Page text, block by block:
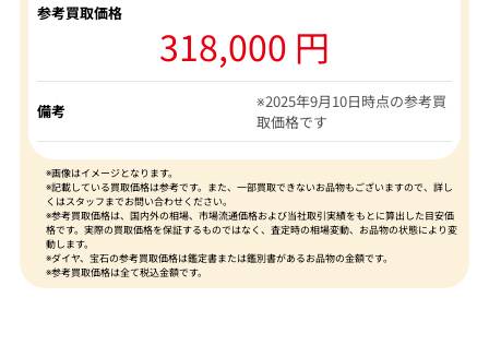
参考買取価格
318,000 円
備考
※2025年9月10日時点の参考買
取価格です
※画像はイメージとなります。
※記載している買取価格は参考です。また、一部買取できないお品物もございますので、詳し
くはスタッフまでお問い合わせください。
※参考買取価格は、国内外の相場、市場流通価格および当社取引実績をもとに算出した目安価
格です。実際の買取価格を保証するものではなく、査定時の相場変動、お品物の状態により変
動します。
※ダイヤ、宝石の参考買取価格は鑑定書または鑑別書があるお品物の金額です。
※参考買取価格は全て税込金額です。